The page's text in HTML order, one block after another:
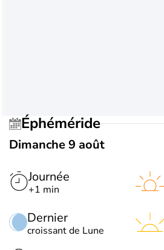
Éphéméride
Dimanche 9 août
Journée
+1 min
Dernier
croissant de Lune